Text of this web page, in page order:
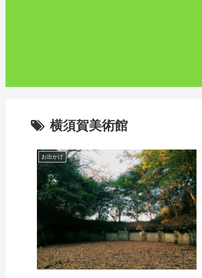
横須賀美術館
お出かけ